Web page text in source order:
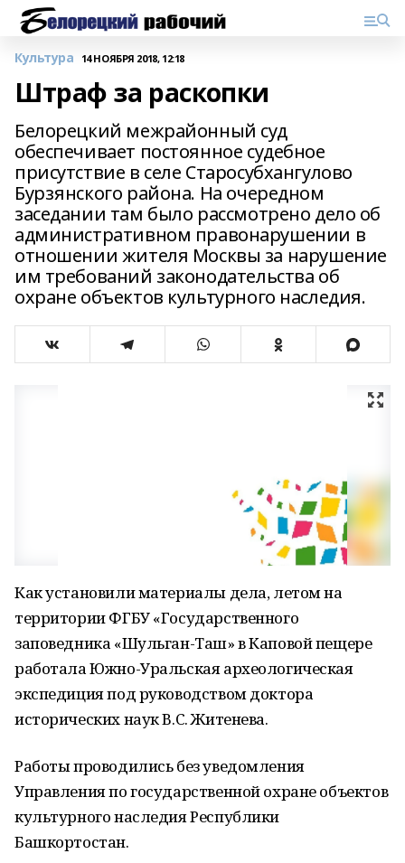
Культура 14 НОЯБРЯ 2018, 12:18
Штраф за раскопки
Белорецкий межрайонный суд
обеспечивает постоянное судебное
присутствие в селе Старосубхангулово
Бурзянского района. На очередном
заседании там было рассмотрено дело об
административном правонарушении в
отношении жителя Москвы за нарушение
им требований законодательства об
охране объектов культурного наследия.
Как установили материалы дела, летом на
территории ФГБУ «Государственного
заповедника «Шульган-Таш» в Каповой пещере
работала Южно-Уральская археологическая
экспедиция под руководством доктора
исторических наук В.С. Житенева.
Работы проводились без уведомления
Управления по государственной охране объектов
культурного наследия Республики
Башкортостан.